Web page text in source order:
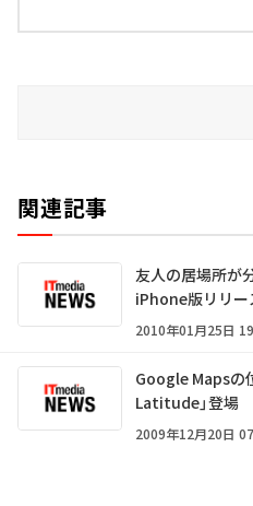
関連記事
友人の居場所が
iPhone版リリー
2010年01月25日
Google Mapsの
Latitude」登場
2009年12月20日